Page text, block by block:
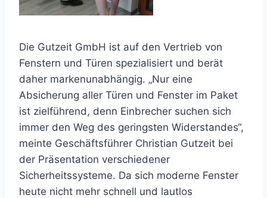
Die Gutzeit GmbH ist auf den Vertrieb von
Fenstern und Türen spezialisiert und berät
daher markenunabhängig. „Nur eine
Absicherung aller Türen und Fenster im Paket
ist zielführend, denn Einbrecher suchen sich
immer den Weg des geringsten Widerstandes“,
meinte Geschäftsführer Christian Gutzeit bei
der Präsentation verschiedener
Sicherheitssysteme. Da sich moderne Fenster
heute nicht mehr schnell und lautlos